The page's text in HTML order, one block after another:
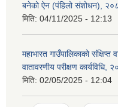
बनेको ऐन (पंहिलो संशोधन),
मिति: 04/11/2025 - 12:13
महाभारत गाउँपालिकाको
वातावरणीय परीक्षण कार्यविधि,
मिति: 02/05/2025 - 12:04